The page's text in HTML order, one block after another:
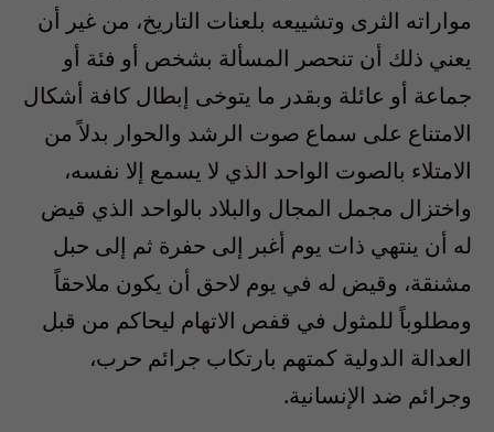
مواراته الثرى وتشييعه بلعنات التاريخ، من غير أن
يعني ذلك أن تنحصر المسألة بشخص أو فئة أو
جماعة أو عائلة وبقدر ما يتوخى إبطال كافة أشكال
الامتناع على سماع صوت الرشد والحوار بدلاً من
الامتلاء بالصوت الواحد الذي لا يسمع إلا نفسه،
واختزال مجمل المجال والبلاد بالواحد الذي قيض
له أن ينتهي ذات يوم أغبر إلى حفرة ثم إلى حبل
مشنقة، وقيض له في يوم لاحق أن يكون ملاحقاً
ومطلوباً للمثول في قفص الاتهام ليحاكم من قبل
العدالة الدولية كمتهم بارتكاب جرائم حرب،
وجرائم ضد الإنسانية.